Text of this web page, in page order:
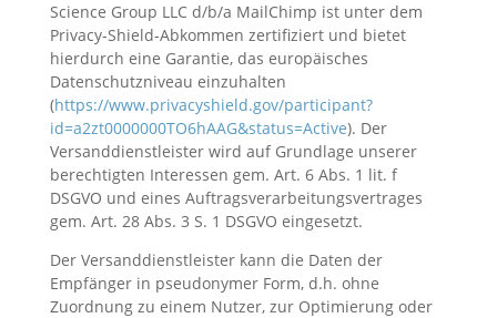
Science Group LLC d/b/a MailChimp ist unter dem
Privacy-Shield-Abkommen zertifiziert und bietet
hierdurch eine Garantie, das europäisches
Datenschutzniveau einzuhalten
(https://www.privacyshield.gov/participant?
id=a2zt0000000TO6hAAG&status=Active). Der
Versanddienstleister wird auf Grundlage unserer
berechtigten Interessen gem. Art. 6 Abs. 1 lit. f
DSGVO und eines Auftragsverarbeitungsvertrages
gem. Art. 28 Abs. 3 S. 1 DSGVO eingesetzt.
Der Versanddienstleister kann die Daten der
Empfänger in pseudonymer Form, d.h. ohne
Zuordnung zu einem Nutzer, zur Optimierung oder